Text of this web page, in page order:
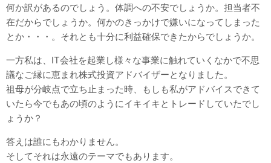
何か訳があるのでしょう。体調への不安でしょうか。担当者不
在だからでしょうか。何かのきっかけで嫌いになってしまった
とか・・・。それとも十分に利益確保できたからでしょうか。
一方私は、IT会社を起業し様々な事業に触れていくなかで不思
議なご縁に恵まれ株式投資アドバイザーとなりました。
祖母が分岐点で立ち止まった時、もしも私がアドバイスできて
いたら今でもあの頃のようにイキイキとトレードしていたでし
ょうか？
答えは誰にもわかりません。
そしてそれは永遠のテーマでもあります。